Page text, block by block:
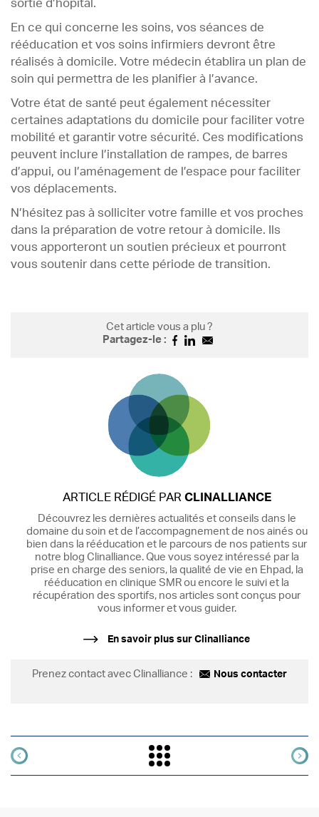
sortie d’hôpital.
En ce qui concerne les soins, vos séances de
rééducation et vos soins infirmiers devront être
réalisés à domicile. Votre médecin établira un plan de
soin qui permettra de les planifier à l’avance.
Votre état de santé peut également nécessiter
certaines adaptations du domicile pour faciliter votre
mobilité et garantir votre sécurité. Ces modifications
peuvent inclure l’installation de rampes, de barres
d’appui, ou l’aménagement de l’espace pour faciliter
vos déplacements.
N’hésitez pas à solliciter votre famille et vos proches
dans la préparation de votre retour à domicile. Ils
vous apporteront un soutien précieux et pourront
vous soutenir dans cette période de transition.
Cet article vous a plu ?
Partagez-le :
ARTICLE RÉDIGÉ PAR CLINALLIANCE
Découvrez les dernières actualités et conseils dans le
domaine du soin et de l’accompagnement de nos ainés ou
bien dans la rééducation et le parcours de nos patients sur
notre blog Clinalliance. Que vous soyez intéressé par la
prise en charge des seniors, la qualité de vie en Ehpad, la
rééducation en clinique SMR ou encore le suivi et la
récupération des sportifs, nos articles sont conçus pour
vous informer et vous guider.
En savoir plus sur Clinalliance
Prenez contact avec Clinalliance : Nous contacter